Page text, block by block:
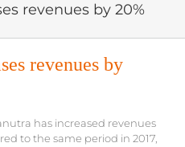
revenues by 20%
revenues by
has increased revenues
to the same period in 2017,